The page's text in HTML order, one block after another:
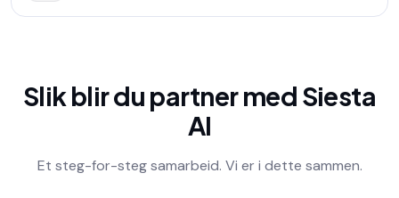
Slik blir du partner med Siesta
AI
Et steg-for-steg samarbeid. Vi er i dette sammen.